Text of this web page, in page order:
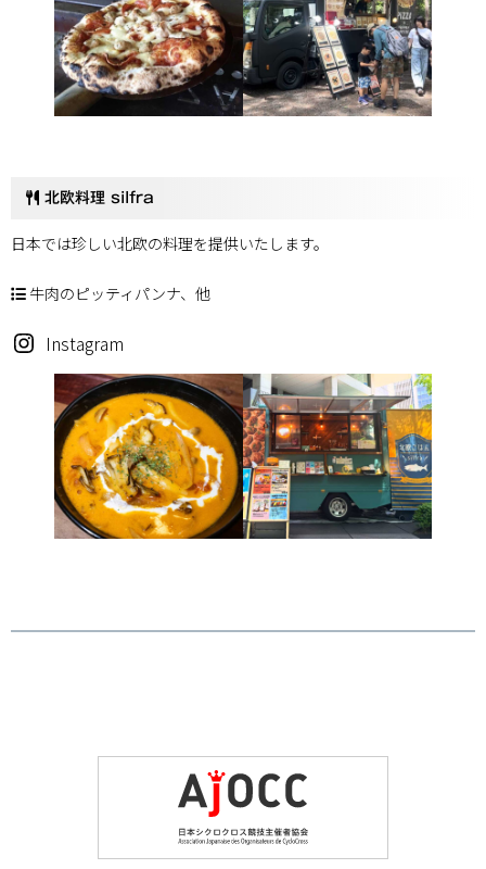
北欧料理 silfra
日本では珍しい北欧の料理を提供いたします。
牛肉のピッティパンナ、他
Instagram